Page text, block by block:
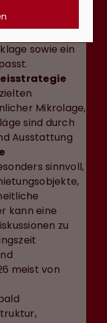
energetischer
sowie ein
Mikrolage,
sind durch
Ausstattung
sinnvoll,
kann eine
zu
meist von